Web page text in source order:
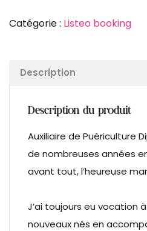
Catégorie : Listeo booking
Description
Description du produit
Auxiliaire de Puériculture
de nombreuses années
avant tout, l’heureuse
J’ai toujours eu vocation
nouveaux nés en